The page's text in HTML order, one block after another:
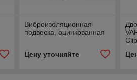
Виброизоляционная
подвеска, оцинкованная
Цену уточняйте